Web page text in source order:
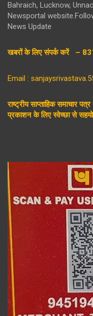
Bahraich, Lucknow,
Newsportal
News Update
खबरों के लिए संपर्क करें –
Email :
राष्ट्रीय साप्ताहिक समाचार
प्रकाशन के लिए स्वेच्छा से